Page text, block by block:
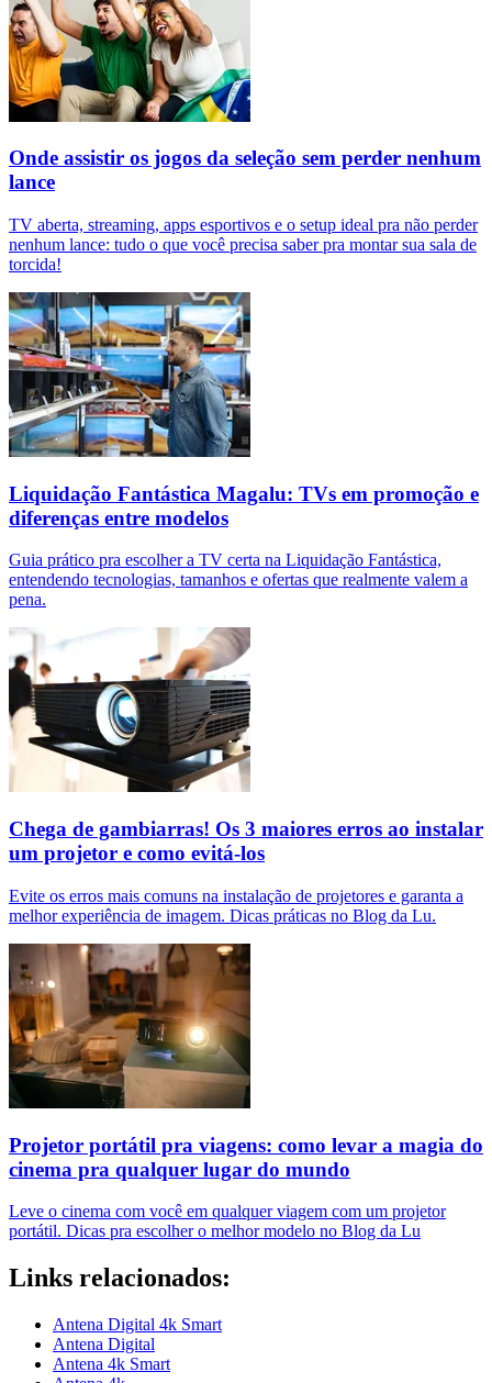
Onde assistir os jogos da seleção sem perder nenhum
lance
TV aberta, streaming, apps esportivos e o setup ideal pra não perder
nenhum lance: tudo o que você precisa saber pra montar sua sala de
torcida!
Liquidação Fantástica Magalu: TVs em promoção e
diferenças entre modelos
Guia prático pra escolher a TV certa na Liquidação Fantástica,
entendendo tecnologias, tamanhos e ofertas que realmente valem a
pena.
Chega de gambiarras! Os 3 maiores erros ao instalar
um projetor e como evitá-los
Evite os erros mais comuns na instalação de projetores e garanta a
melhor experiência de imagem. Dicas práticas no Blog da Lu.
Projetor portátil pra viagens: como levar a magia do
cinema pra qualquer lugar do mundo
Leve o cinema com você em qualquer viagem com um projetor
portátil. Dicas pra escolher o melhor modelo no Blog da Lu
Links relacionados:
Antena Digital 4k Smart
Antena Digital
Antena 4k Smart